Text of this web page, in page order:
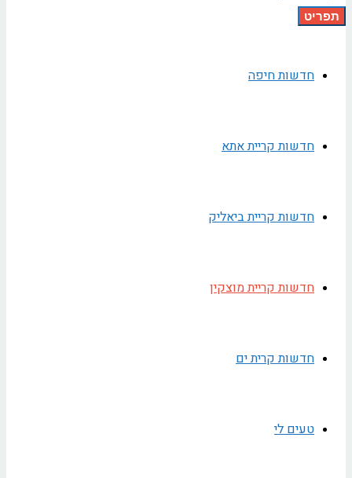
תפריט
חדשות חיפה
חדשות קריית אתא
חדשות קריית ביאליק
חדשות קריית מוצקין
חדשות קרית ים
טעים לי